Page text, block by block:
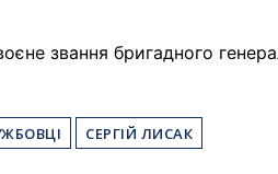
звання бригадного
СЕРГІЙ ЛИСАК